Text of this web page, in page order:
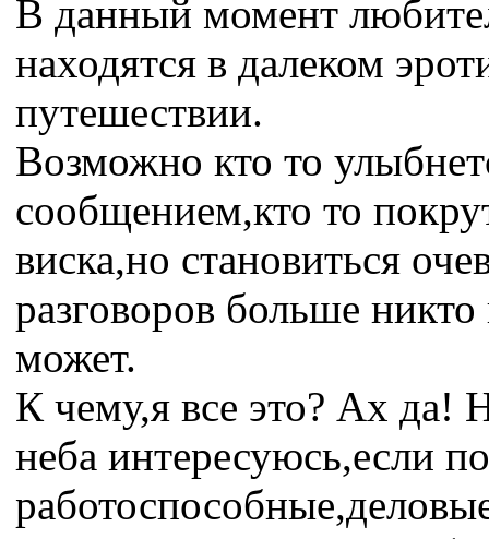
В данный момент
находятся в далеком
путешествии.
Возможно кто то
сообщением,кто то
виска,но становиться
разговоров больше никто
может.
К чему,я все это? Ах да!
неба интересуюсь,если